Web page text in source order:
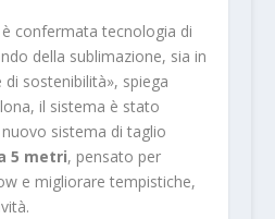
è confermata tecnologia di
della sublimazione, sia in
sostenibilità», spiega
il sistema è stato
sistema di taglio
5 metri, pensato per
e migliorare tempistiche,